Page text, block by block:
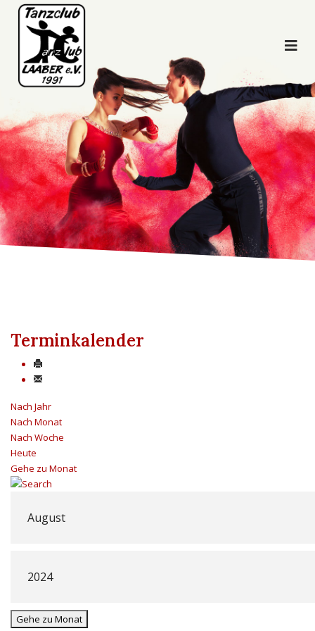
Terminkalender
Nach Jahr
Nach Monat
Nach Woche
Heute
Gehe zu Monat
Gehe zu Monat